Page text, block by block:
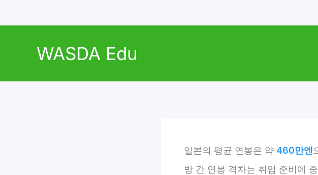
WASDA Edu
일본의 평균 연봉은 약 460만엔
방 간 연봉 격차는 취업 준비에